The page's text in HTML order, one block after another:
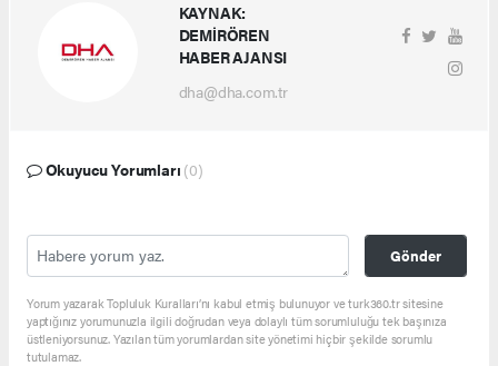
KAYNAK:
DEMİRÖREN
HABER AJANSI
dha@dha.com.tr
Okuyucu Yorumları (0)
Gönder
Yorum yazarak Topluluk Kuralları’nı kabul etmiş bulunuyor ve turk360.tr sitesine
yaptığınız yorumunuzla ilgili doğrudan veya dolaylı tüm sorumluluğu tek başınıza
üstleniyorsunuz. Yazılan tüm yorumlardan site yönetimi hiçbir şekilde sorumlu
tutulamaz.